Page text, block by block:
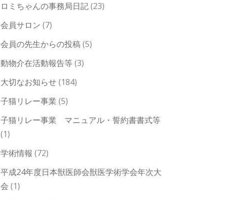
ロミちゃんの事務局日記(23)
会員サロン (7)
会員の先生からの投稿(5)
動物介在活動報告等(3)
大切なお知らせ(184)
子猫リレー事業 (5)
子猫リレー事業 マニュアル・誓約書書式等
(1)
学術情報 (72)
平成24年度日本獣医師会獣医学術学会年次大
会 (1)